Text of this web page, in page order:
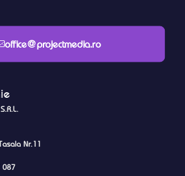
office@projectmedia.ro
Nr.11
087